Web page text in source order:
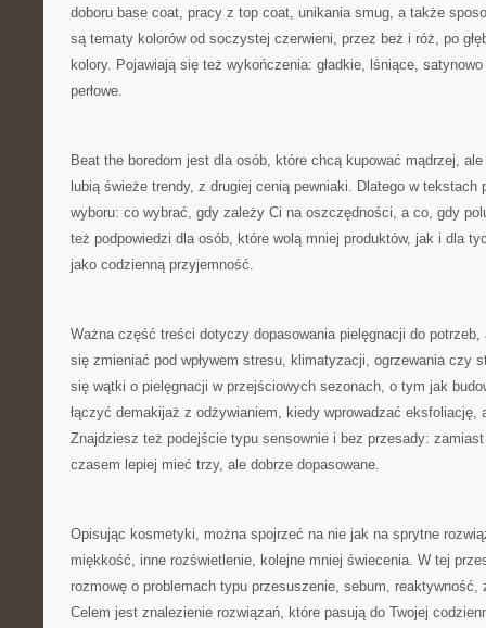
doboru base coat, pracy z top coat, unikania smug, a także
są tematy kolorów od soczystej czerwieni, przez beż i róż, po
kolory. Pojawiają się też wykończenia: gładkie, lśniące,
perłowe.
Beat the boredom jest dla osób, które chcą kupować mądrzej,
lubią świeże trendy, z drugiej cenią pewniaki. Dlatego w tekstach
wyboru: co wybrać, gdy zależy Ci na oszczędności, a co, gdy
też podpowiedzi dla osób, które wolą mniej produktów, jak i dla
jako codzienną przyjemność.
Ważna część treści dotyczy dopasowania pielęgnacji do
się zmieniać pod wpływem stresu, klimatyzacji, ogrzewania czy
się wątki o pielęgnacji w przejściowych sezonach, o tym jak
łączyć demakijaż z odżywianiem, kiedy wprowadzać eksfoliację,
Znajdziesz też podejście typu sensownie i bez przesady:
czasem lepiej mieć trzy, ale dobrze dopasowane.
Opisując kosmetyki, można spojrzeć na nie jak na sprytne
miękkość, inne rozświetlenie, kolejne mniej świecenia. W tej
rozmowę o problemach typu przesuszenie, sebum,
Celem jest znalezienie rozwiązań, które pasują do Twojej